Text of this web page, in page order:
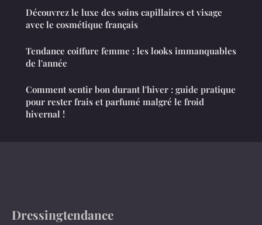
Découvrez le luxe des soins capillaires et visage
avec le cosmétique français
Tendance coiffure femme : les looks immanquables
de l'année
Comment sentir bon durant l'hiver : guide pratique
pour rester frais et parfumé malgré le froid
hivernal !
Dressingtendance